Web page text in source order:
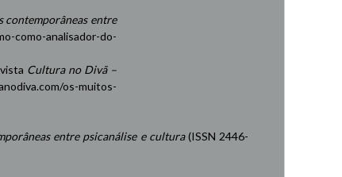
contemporâneas entre
como-analisador-do-
Cultura no Divã –
os-muitos-
entre psicanálise e cultura(ISSN 2446-